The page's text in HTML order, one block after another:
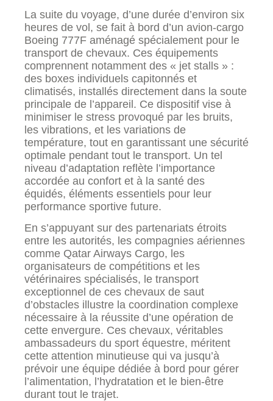
La suite du voyage, d’une durée d’environ six
heures de vol, se fait à bord d’un avion-cargo
Boeing 777F aménagé spécialement pour le
transport de chevaux. Ces équipements
comprennent notamment des « jet stalls » :
des boxes individuels capitonnés et
climatisés, installés directement dans la soute
principale de l’appareil. Ce dispositif vise à
minimiser le stress provoqué par les bruits,
les vibrations, et les variations de
température, tout en garantissant une sécurité
optimale pendant tout le transport. Un tel
niveau d’adaptation reflète l’importance
accordée au confort et à la santé des
équidés, éléments essentiels pour leur
performance sportive future.
En s’appuyant sur des partenariats étroits
entre les autorités, les compagnies aériennes
comme Qatar Airways Cargo, les
organisateurs de compétitions et les
vétérinaires spécialisés, le transport
exceptionnel de ces chevaux de saut
d’obstacles illustre la coordination complexe
nécessaire à la réussite d’une opération de
cette envergure. Ces chevaux, véritables
ambassadeurs du sport équestre, méritent
cette attention minutieuse qui va jusqu’à
prévoir une équipe dédiée à bord pour gérer
l’alimentation, l’hydratation et le bien-être
durant tout le trajet.